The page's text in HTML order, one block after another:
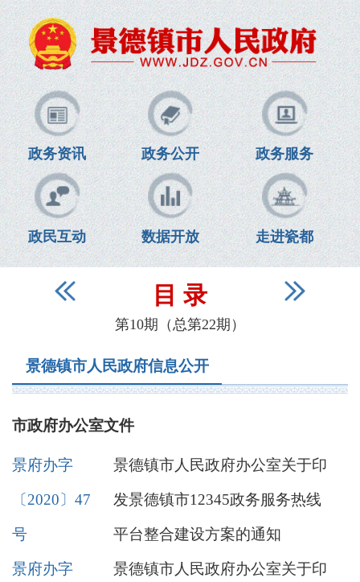
政务资讯 政务公开 政务服务
政民互动 数据开放 走进瓷都
目 录
第10期（总第22期）
景德镇市人民政府信息公开
市政府办公室文件
景府办字
〔2020〕47
号
景德镇市人民政府办公室关于印
发景德镇市12345政务服务热线
平台整合建设方案的通知
景府办字 景德镇市人民政府办公室关于印